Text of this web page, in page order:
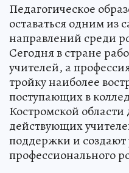
Педагогическое
оставаться одним из
направлений среди
Сегодня в стране
учителей, а
тройку наиболее
поступающих в
Костромской
действующих
поддержки и создают
профессионального